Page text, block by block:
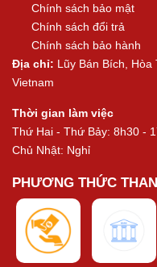
Chính sách bảo mật
Chính sách đổi trả
Chính sách bảo hành
Địa chỉ: Lũy Bán Bích, Hòa
Vietnam
Thời gian làm việc
Thứ Hai - Thứ Bảy: 8h30 -
Chủ Nhật: Nghỉ
PHƯƠNG THỨC